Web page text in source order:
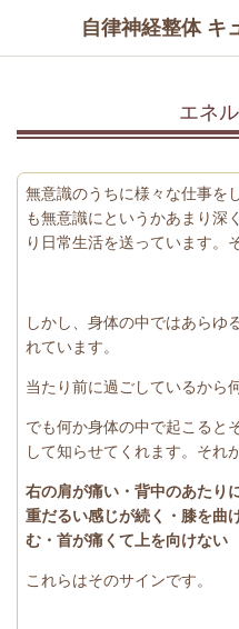
自律神経整体 キ
エネ
無意識のうちに様々な仕事を
も無意識にというかあまり深
り日常生活を送っています。
しかし、身体の中ではあらゆ
れています。
当たり前に過ごしているから
でも何か身体の中で起こると
して知らせてくれます。それ
右の肩が痛い・背中のあたり
重だるい感じが続く・膝を曲
む・首が痛くて上を向けない
これらはそのサインです。